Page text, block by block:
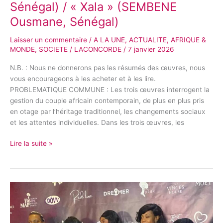
Sénégal) / « Xala » (SEMBENE
Ousmane, Sénégal)
Laisser un commentaire / A LA UNE, ACTUALITE, AFRIQUE &
MONDE, SOCIETE / LACONCORDE / 7 janvier 2026
N.B. : Nous ne donnerons pas les résumés des œuvres, nous
vous encourageons à les acheter et à les lire.
PROBLEMATIQUE COMMUNE : Les trois œuvres interrogent la
gestion du couple africain contemporain, de plus en plus pris
en otage par l’héritage traditionnel, les changements sociaux
et les attentes individuelles. Dans les trois œuvres, les
BÂ,
Sénégal)
«
Xala
Lire la suite »
Djeuga
Palace